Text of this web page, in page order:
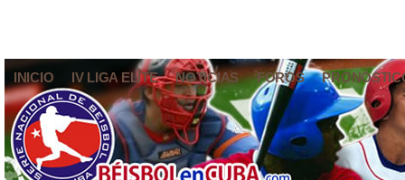
INICIO IV LIGA ELITE NOTICIAS FOROS